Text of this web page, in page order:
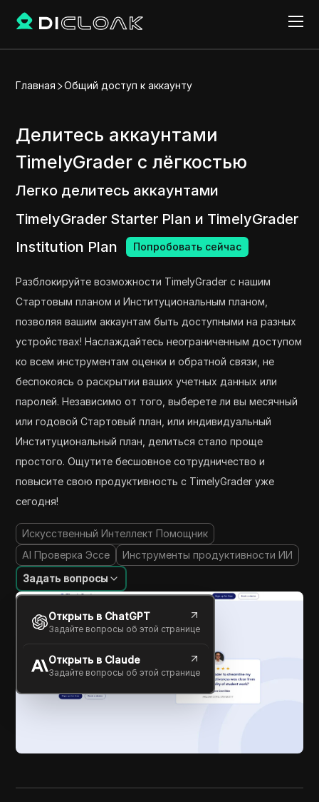
Главная Общий доступ к аккаунту
Делитесь аккаунтами
TimelyGrader с лёгкостью
Легко делитесь аккаунтами
TimelyGrader Starter Plan и TimelyGrader
Institution Plan
Попробовать сейчас
Разблокируйте возможности TimelyGrader с нашим
Стартовым планом и Институциональным планом,
позволяя вашим аккаунтам быть доступными на разных
устройствах! Наслаждайтесь неограниченным доступом
ко всем инструментам оценки и обратной связи, не
беспокоясь о раскрытии ваших учетных данных или
паролей. Независимо от того, выберете ли вы месячный
или годовой Стартовый план, или индивидуальный
Институциональный план, делиться стало проще
простого. Ощутите бесшовное сотрудничество и
повысите свою продуктивность с TimelyGrader уже
сегодня!
Искусственный Интеллект Помощник
AI Проверка Эссе
Инструменты продуктивности ИИ
Задать вопросы
Открыть в ChatGPT
Задайте вопросы об этой странице
Открыть в Claude
Задайте вопросы об этой странице